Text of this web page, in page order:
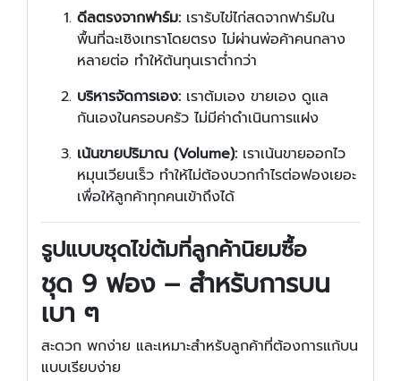
ดีลตรงจากฟาร์ม: เรารับไข่ไก่สดจากฟาร์มใน
พื้นที่ฉะเชิงเทราโดยตรง ไม่ผ่านพ่อค้าคนกลาง
หลายต่อ ทำให้ต้นทุนเราต่ำกว่า
บริหารจัดการเอง: เราต้มเอง ขายเอง ดูแล
กันเองในครอบครัว ไม่มีค่าดำเนินการแฝง
เน้นขายปริมาณ (Volume): เราเน้นขายออกไว
หมุนเวียนเร็ว ทำให้ไม่ต้องบวกกำไรต่อฟองเยอะ
เพื่อให้ลูกค้าทุกคนเข้าถึงได้
รูปแบบชุดไข่ต้มที่ลูกค้านิยมซื้อ
ชุด 9 ฟอง – สำหรับการบน
เบา ๆ
สะดวก พกง่าย และเหมาะสำหรับลูกค้าที่ต้องการแก้บน
แบบเรียบง่าย